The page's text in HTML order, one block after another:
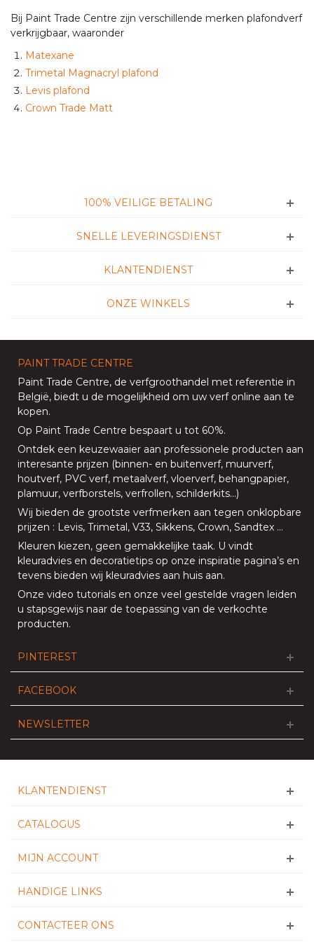
Bij Paint Trade Centre zijn verschillende merken plafondverf
verkrijgbaar, waaronder
Matexane
Trimetal Magnacryl plafond
Levis plafond
Crown Trade Matt
100% VEILIGE BETALING
SNELLE LEVERINGSDIENST
KLANTENDIENST
ONZE WINKELS
PAINT TRADE CENTRE
Paint Trade Centre, de verfgroothandel met referentie in
België, biedt u de mogelijkheid om uw verf online aan te
kopen.
Op Paint Trade Centre bespaart u tot 60%.
Ontdek een keuzewaaier aan professionele producten aan
interesante prijzen (binnen- en buitenverf, muurverf,
houtverf, PVC verf, metaalverf, vloerverf, behangpapier,
plamuur, verfborstels, verfrollen, schilderkits…)
Wij bieden de grootste verfmerken aan tegen onklopbare
prijzen : Levis, Trimetal, V33, Sikkens, Crown, Sandtex …
Kleuren kiezen, geen gemakkelijke taak. U vindt
kleuradvies en decoratietips op onze inspiratie pagina’s en
tevens bieden wij kleuradvies aan huis aan.
Onze video tutorials en onze veel gestelde vragen leiden
u stapsgewijs naar de toepassing van de verkochte
producten.
PINTEREST
FACEBOOK
NEWSLETTER
KLANTENDIENST
CATALOGUS
MIJN ACCOUNT
HANDIGE LINKS
CONTACTEER ONS